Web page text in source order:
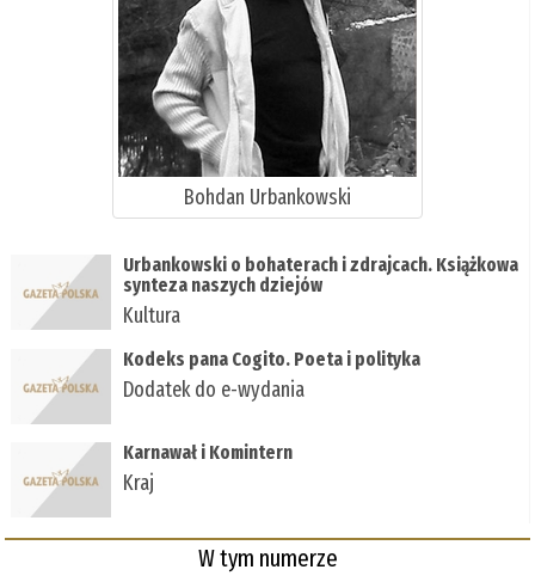
Bohdan Urbankowski
Urbankowski o bohaterach i zdrajcach. Książkowa
synteza naszych dziejów
Kultura
Kodeks pana Cogito. Poeta i polityka
Dodatek do e-wydania
Karnawał i Komintern
Kraj
W tym numerze